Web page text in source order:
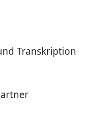
Transkription